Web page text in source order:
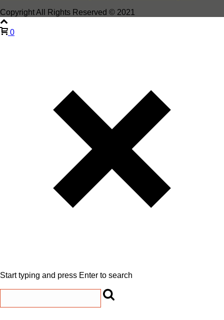
Copyright All Rights Reserved © 2021
0
Start typing and press Enter to search